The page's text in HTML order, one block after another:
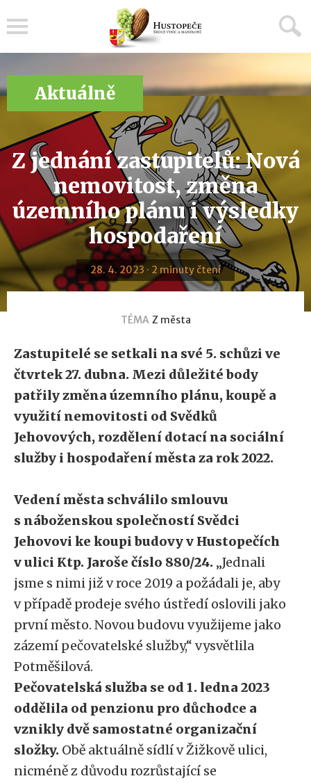
Aktuálně
Z jednání zastupitelů: Nová
nemovitost, změna
územního plánu i výsledky
hospodaření
28. 4. 2023 · 2 minuty čtení
TÉMA Z města
Zastupitelé se setkali na své 5. schůzi ve
čtvrtek 27. dubna. Mezi důležité body
patřily změna územního plánu, koupě a
využití nemovitosti od Svědků
Jehovových, rozdělení dotací na sociální
služby i hospodaření města za rok 2022.
Vedení města schválilo smlouvu
s náboženskou společností Svědci
Jehovovi ke koupi budovy v Hustopečích
v ulici Ktp. Jaroše číslo 880/24. „Jednali
jsme s nimi již v roce 2019 a požádali je, aby
v případě prodeje svého ústředí oslovili jako
první město. Novou budovu využijeme jako
zázemí pečovatelské služby,“ vysvětlila
Potměšilová.
Pečovatelská služba se od 1. ledna 2023
oddělila od penzionu pro důchodce a
vznikly dvě samostatné organizační
složky. Obě aktuálně sídlí v Žižkově ulici,
nicméně z důvodu rozrůstající se